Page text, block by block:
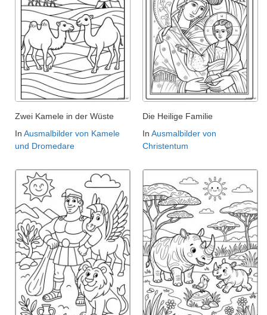
Zwei Kamele in der Wüste
In Ausmalbilder von Kamele
und Dromedare
Die Heilige Familie
In Ausmalbilder von
Christentum